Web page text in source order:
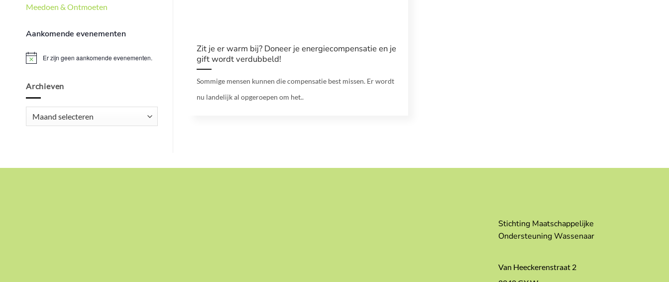
Meedoen & Ontmoeten
Aankomende evenementen
BerichtEr zijn geen aankomende evenementen.
Archieven
Zit je er warm bij? Doneer je energiecompensatie en je
gift wordt verdubbeld!
Sommige mensen kunnen die compensatie best missen. Er wordt
nu landelijk al opgeroepen om het..
Stichting Maatschappelijke
Ondersteuning Wassenaar
Van Heeckerenstraat 2